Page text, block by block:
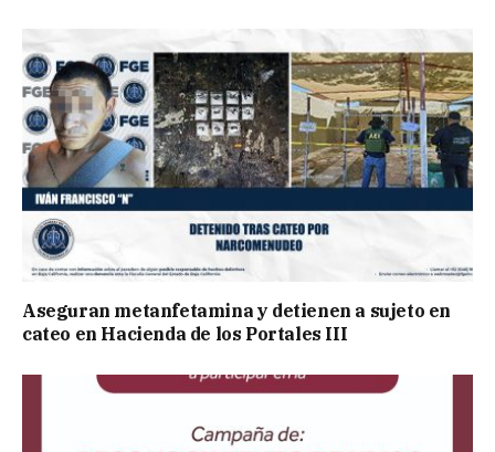
Aseguran metanfetamina y detienen a sujeto en
cateo en Hacienda de los Portales III